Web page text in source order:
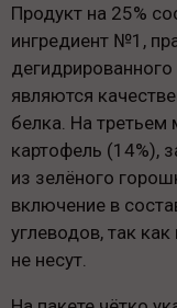
Продукт на 25%
ингредиент №1,
являются
белка. На третьем
картофель (14%),
из зелёного
включение в
углеводов, так
не несут.